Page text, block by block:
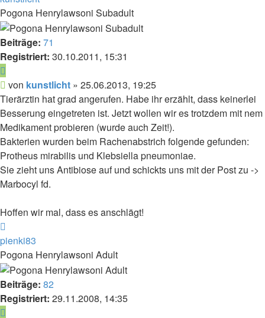
Pogona Henrylawsoni Subadult
Beiträge: 71
Registriert: 30.10.2011, 15:31
Beitrag
von kunstlicht » 25.06.2013, 19:25
Tierärztin hat grad angerufen. Habe ihr erzählt, dass keinerlei
Besserung eingetreten ist. Jetzt wollen wir es trotzdem mit nem
Medikament probieren (wurde auch Zeit!).
Bakterien wurden beim Rachenabstrich folgende gefunden:
Protheus mirabilis und Klebsiella pneumoniae.
Sie zieht uns Antibiose auf und schickts uns mit der Post zu ->
Marbocyl fd.
Hoffen wir mal, dass es anschlägt!
oben
pienki83
Pogona Henrylawsoni Adult
Beiträge: 82
Registriert: 29.11.2008, 14:35